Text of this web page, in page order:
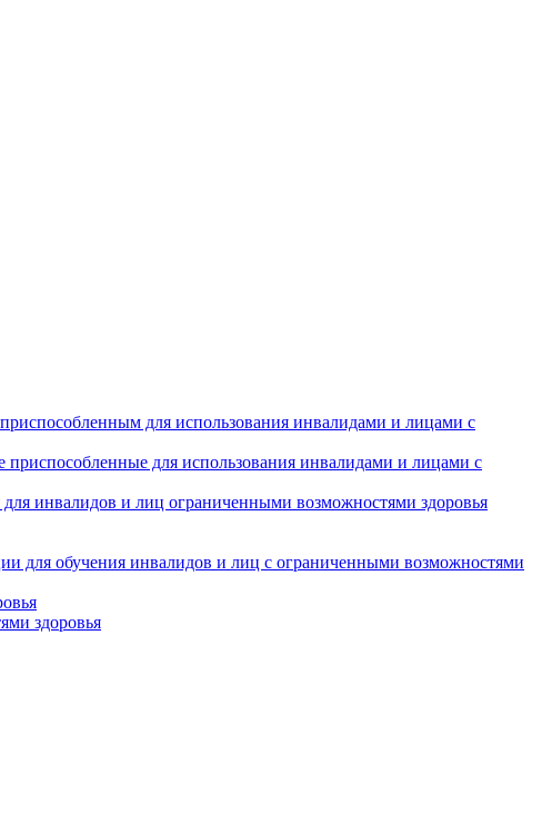
для использования инвалидами и лицами с
приспособленные для использования инвалидами и лицами с
инвалидов и лиц ограниченными возможностями здоровья
для обучения инвалидов и лиц с ограниченными возможностями
здоровья